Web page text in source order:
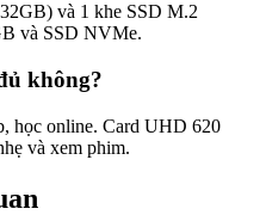
và 1 khe SSD M.2
và SSD NVMe.
không?
học online. Card UHD 620
và xem phim.